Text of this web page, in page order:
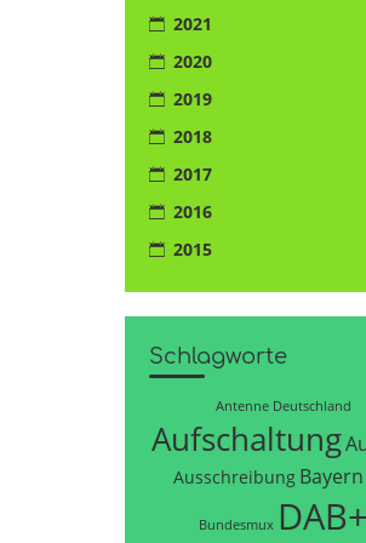
2021
2020
2019
2018
2017
2016
2015
Schlagworte
Antenne Deutschland
Aufschaltung
Ausschreibung Bayern
Bundesmux DAB+